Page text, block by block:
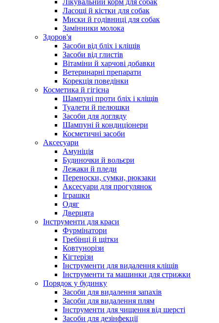
Ласощі й кістки для собак
Миски й годівниці для собак
Замінники молока
Здоров'я
Засоби від бліх і кліщів
Засоби від глистів
Вітаміни й харчові добавки
Ветеринарні препарати
Корекція поведінки
Косметика й гігієна
Шампуні проти бліх і кліщів
Туалети й пелюшки
Засоби для догляду
Шампуні й кондиціонери
Косметичні засоби
Аксесуари
Амуніція
Будиночки й вольєри
Лежаки й пледи
Переноски, сумки, рюкзаки
Аксесуари для прогулянок
Іграшки
Одяг
Дверцята
Інструменти для краси
Фурмінатори
Гребінці й щітки
Ковтунорізи
Кігтерізи
Інструменти для видалення кліщів
Інструменти та машинки для стрижки
Порядок у будинку
Засоби для видалення запахів
Засоби для видалення плям
Інструменти для чищення від шерсті
Засоби для дезінфекції